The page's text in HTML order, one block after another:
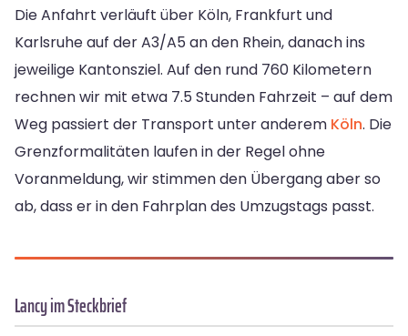
Die Anfahrt verläuft über Köln, Frankfurt und
Karlsruhe auf der A3/A5 an den Rhein, danach ins
jeweilige Kantonsziel. Auf den rund 760 Kilometern
rechnen wir mit etwa 7.5 Stunden Fahrzeit – auf dem
Weg passiert der Transport unter anderem Köln. Die
Grenzformalitäten laufen in der Regel ohne
Voranmeldung, wir stimmen den Übergang aber so
ab, dass er in den Fahrplan des Umzugstags passt.
Lancy im Steckbrief